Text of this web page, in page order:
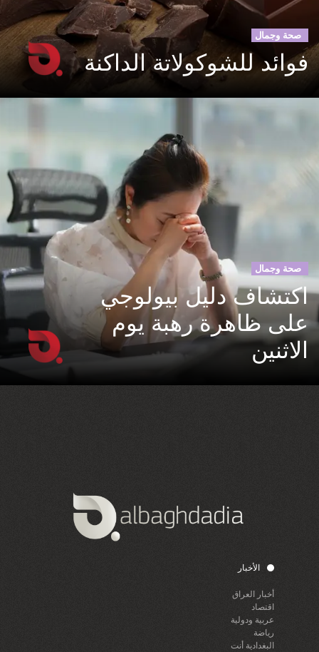
صحة وجمال
فوائد للشوكولاتة الداكنة
صحة وجمال
اكتشاف دليل بيولوجي
على ظاهرة رهبة يوم
الاثنين
الأخبار
أخبار العراق
اقتصاد
عربية ودولية
رياضة
البغدادية أنت